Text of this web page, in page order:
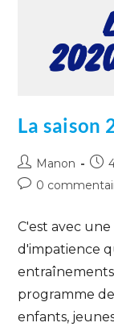
La saison
Manon
0
C'est avec
d'impatience
entraînements
programme
enfants,